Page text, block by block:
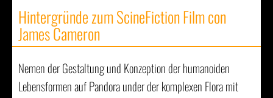
Hintergründe zum ScineFiction Film con
James Cameron
Nemen der Gestaltung und Konzeption der humanoiden
Lebensformen auf Pandora under der komplexen Flora mit